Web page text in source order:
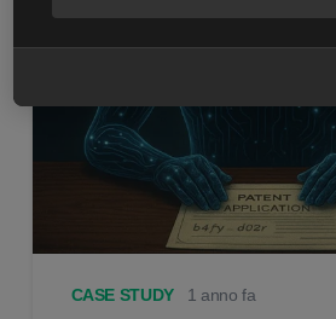
CASE STUDY 1 anno fa